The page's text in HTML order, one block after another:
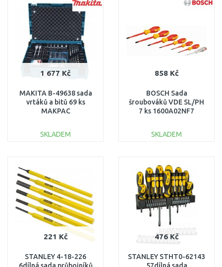
Porovnat
1 677 Kč
MAKITA B-49638 sada
vrtáků a bitů 69 ks
MAKPAC
SKLADEM
858 Kč
BOSCH Sada
šroubováků VDE SL/PH
7 ks 1600A02NF7
SKLADEM
Porovnat
221 Kč
STANLEY 4-18-226
476 Kč
STANLEY STHT0-62143